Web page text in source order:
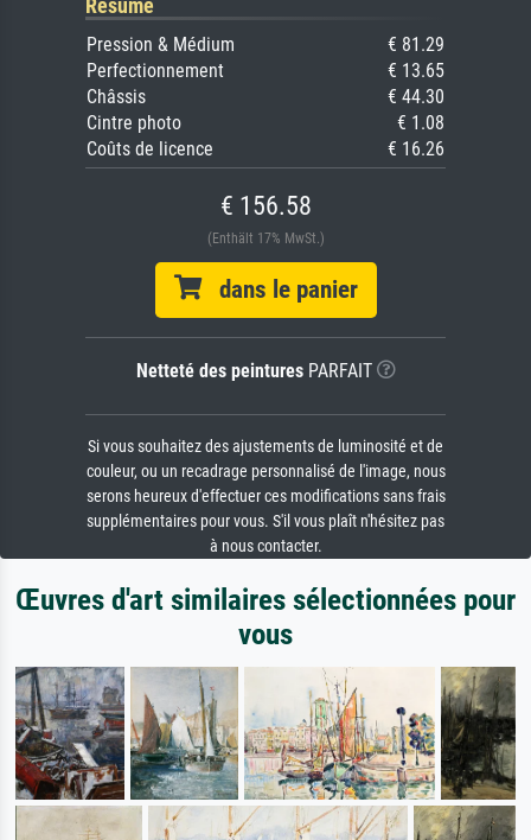
Pression & Médium
€ 81.29
Perfectionnement
€ 13.65
Châssis
€ 44.30
Cintre photo
€ 1.08
Coûts de licence
€ 16.26
€ 156.58
(Enthält 17% MwSt.)
dans le panier
Netteté des peinturesPARFAIT
Si vous souhaitez des ajustements de luminosité et de
couleur, ou un recadrage personnalisé de l'image, nous
serons heureux d'effectuer ces modifications sans frais
supplémentaires pour vous. S'il vous plaît n'hésitez pas
à nous contacter.
Œuvres d'art similaires sélectionnées pour
vous